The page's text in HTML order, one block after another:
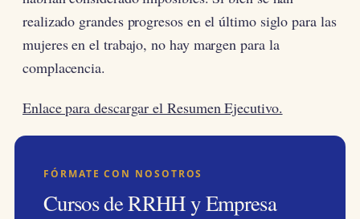
realizado grandes progresos en el último siglo para las
mujeres en el trabajo, no hay margen para la
complacencia.
Enlace para descargar el Resumen Ejecutivo.
FÓRMATE CON NOSOTROS
Cursos de RRHH y Empresa